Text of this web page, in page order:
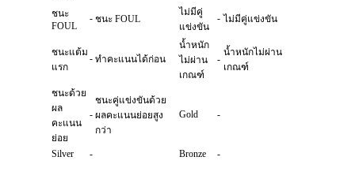
ชนะ
FOUL
- ชนะ FOUL
ไม่มีคู่
แข่งขัน
- ไม่มีคู่แข่งขัน
ชนะแต้ม
แรก
- ทำคะแนนได้ก่อน
น้ำหนัก
ไม่ผ่าน
เกณฑ์
-
น้ำหนักไม่ผ่าน
เกณฑ์
ชนะด้วย
ผล
คะแนน
ย่อย
-
ชนะคู่แข่งขันด้วย
ผลคะแนนย่อยสูง
กว่า
Gold -
Silver - Bronze -